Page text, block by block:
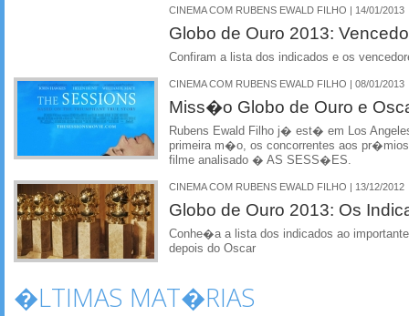
CINEMA COM RUBENS EWALD FILHO | 14/01/2013
Globo de Ouro 2013:
Confiram a lista dos indicados e os
CINEMA COM RUBENS EWALD FILHO | 08/01/2013
Miss�o Globo de Ouro e
Rubens Ewald Filho j� est� em Los
primeira m�o, os concorrentes aos
filme analisado � AS SESS�ES.
CINEMA COM RUBENS EWALD FILHO | 13/12/2012
Globo de Ouro 2013: Os
Conhe�a a lista dos indicados ao
depois do Oscar
�LTIMAS MAT�RIAS